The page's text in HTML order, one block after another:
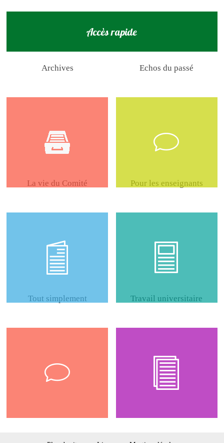
Accès rapide
Archives Echos du passé
La vie du Comité Pour les enseignants
Tout simplement Travail universitaire